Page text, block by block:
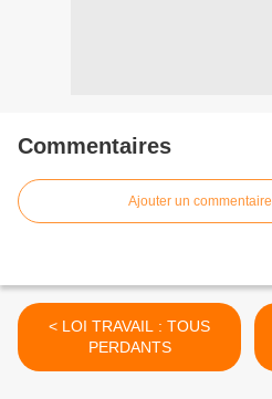
Commentaires
Ajouter un commentaire
< LOI TRAVAIL : TOUS
PERDANTS